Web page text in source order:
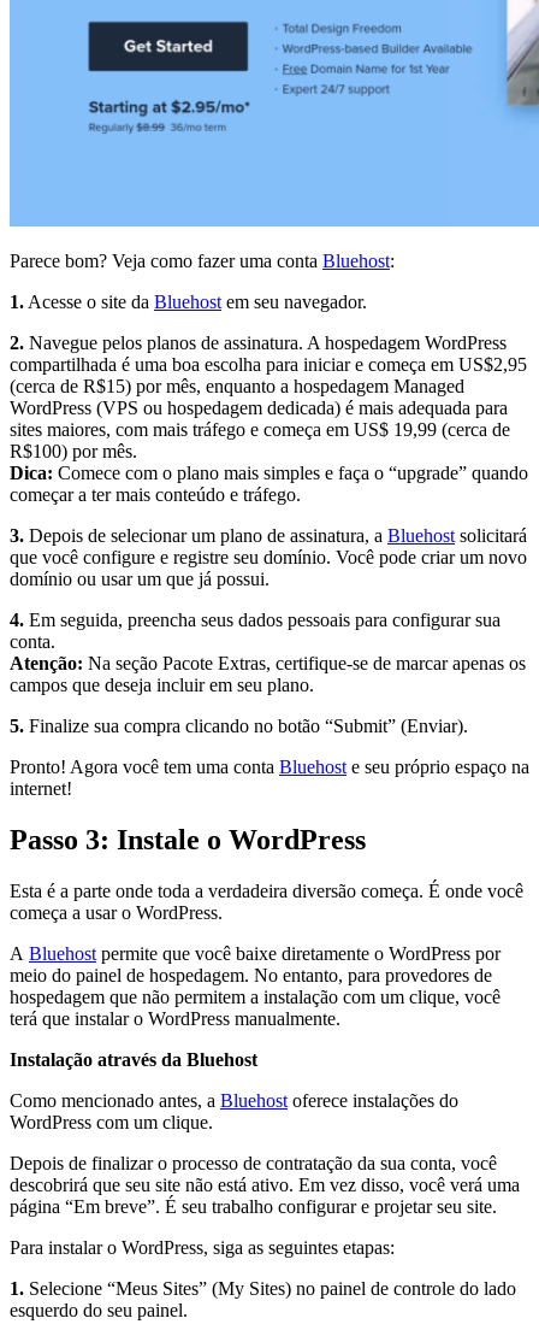
Parece bom? Veja como fazer uma conta Bluehost:
1. Acesse o site da Bluehost em seu navegador.
2. Navegue pelos planos de assinatura. A hospedagem WordPress
compartilhada é uma boa escolha para iniciar e começa em US$2,95
(cerca de R$15) por mês, enquanto a hospedagem Managed
WordPress (VPS ou hospedagem dedicada) é mais adequada para
sites maiores, com mais tráfego e começa em US$ 19,99 (cerca de
R$100) por mês.
Dica: Comece com o plano mais simples e faça o “upgrade” quando
começar a ter mais conteúdo e tráfego.
3. Depois de selecionar um plano de assinatura, a Bluehost solicitará
que você configure e registre seu domínio. Você pode criar um novo
domínio ou usar um que já possui.
4. Em seguida, preencha seus dados pessoais para configurar sua
conta.
Atenção: Na seção Pacote Extras, certifique-se de marcar apenas os
campos que deseja incluir em seu plano.
5. Finalize sua compra clicando no botão “Submit” (Enviar).
Pronto! Agora você tem uma conta Bluehost e seu próprio espaço na
internet!
Passo 3: Instale o WordPress
Esta é a parte onde toda a verdadeira diversão começa. É onde você
começa a usar o WordPress.
A Bluehost permite que você baixe diretamente o WordPress por
meio do painel de hospedagem. No entanto, para provedores de
hospedagem que não permitem a instalação com um clique, você
terá que instalar o WordPress manualmente.
Instalação através da Bluehost
Como mencionado antes, a Bluehost oferece instalações do
WordPress com um clique.
Depois de finalizar o processo de contratação da sua conta, você
descobrirá que seu site não está ativo. Em vez disso, você verá uma
página “Em breve”. É seu trabalho configurar e projetar seu site.
Para instalar o WordPress, siga as seguintes etapas:
1. Selecione “Meus Sites” (My Sites) no painel de controle do lado
esquerdo do seu painel.